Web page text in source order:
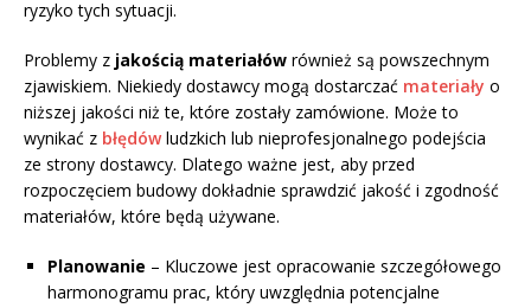
ryzyko tych sytuacji.
Problemy z jakością materiałów również są powszechnym
zjawiskiem. Niekiedy dostawcy mogą dostarczać materiały o
niższej jakości niż te, które zostały zamówione. Może to
wynikać z błędówludzkich lub nieprofesjonalnego podejścia
ze strony dostawcy. Dlatego ważne jest, aby przed
rozpoczęciem budowy dokładnie sprawdzić jakość i zgodność
materiałów, które będą używane.
Planowanie – Kluczowe jest opracowanie szczegółowego
harmonogramu prac, który uwzględnia potencjalne